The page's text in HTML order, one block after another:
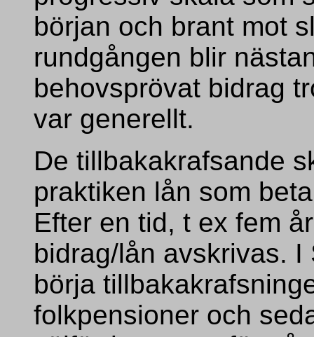
början och brant mot
rundgången blir
behovsprövat bidrag
var generellt.
De tillbakakrafsande
praktiken lån som
Efter en tid, t ex fem
bidrag/lån avskrivas.
börja
folkpensioner och